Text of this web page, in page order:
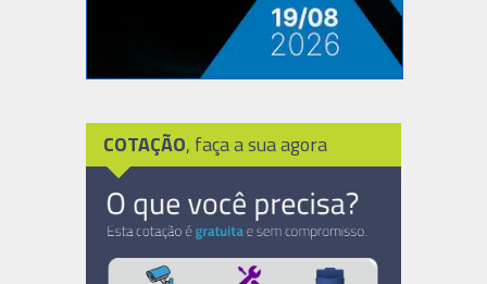
COTAÇÃO, faça a sua agora